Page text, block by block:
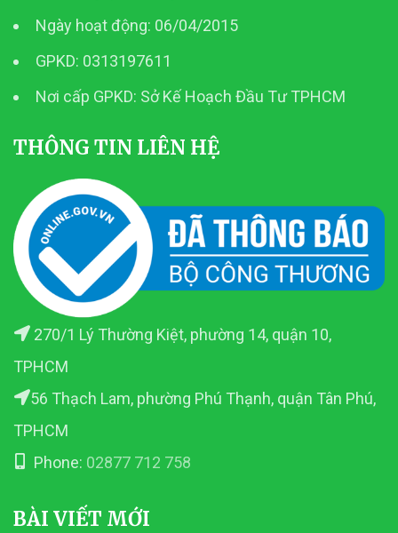
Ngày hoạt động: 06/04/2015
GPKD: 0313197611
Nơi cấp GPKD: Sở Kế Hoạch Đầu Tư TPHCM
THÔNG TIN LIÊN HỆ
270/1 Lý Thường Kiệt, phường 14, quận 10,
TPHCM
56 Thạch Lam, phường Phú Thạnh, quận Tân Phú,
TPHCM
Phone: 02877 712 758
BÀI VIẾT MỚI